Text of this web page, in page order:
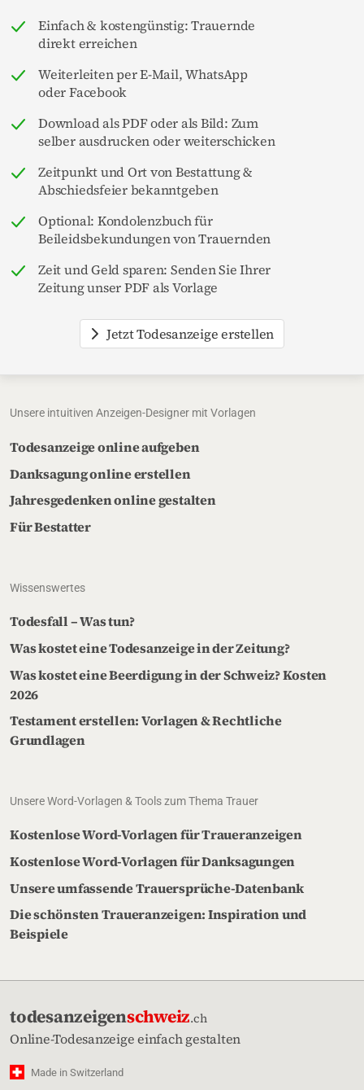
Einfach & kostengünstig: Trauernde
direkt erreichen
Weiterleiten per E-Mail, WhatsApp
oder Facebook
Download als PDF oder als Bild: Zum
selber ausdrucken oder weiterschicken
Zeitpunkt und Ort von Bestattung &
Abschiedsfeier bekanntgeben
Optional: Kondolenzbuch für
Beileidsbekundungen von Trauernden
Zeit und Geld sparen: Senden Sie Ihrer
Zeitung unser PDF als Vorlage
Jetzt Todesanzeige erstellen
Unsere intuitiven Anzeigen-Designer mit Vorlagen
Todesanzeige online aufgeben
Danksagung online erstellen
Jahresgedenken online gestalten
Für Bestatter
Wissenswertes
Todesfall – Was tun?
Was kostet eine Todesanzeige in der Zeitung?
Was kostet eine Beerdigung in der Schweiz? Kosten
2026
Testament erstellen: Vorlagen & Rechtliche
Grundlagen
Unsere Word-Vorlagen & Tools zum Thema Trauer
Kostenlose Word-Vorlagen für Traueranzeigen
Kostenlose Word-Vorlagen für Danksagungen
Unsere umfassende Trauersprüche-Datenbank
Die schönsten Traueranzeigen: Inspiration und
Beispiele
todesanzeigenschweiz.ch
Online-Todesanzeige einfach gestalten
Made in Switzerland